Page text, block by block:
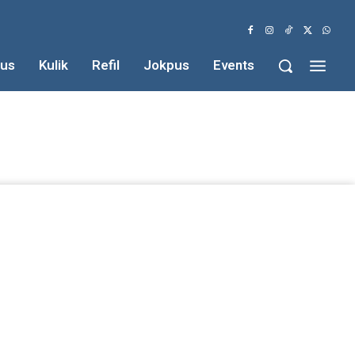
Kulik Refil Jokpus Events